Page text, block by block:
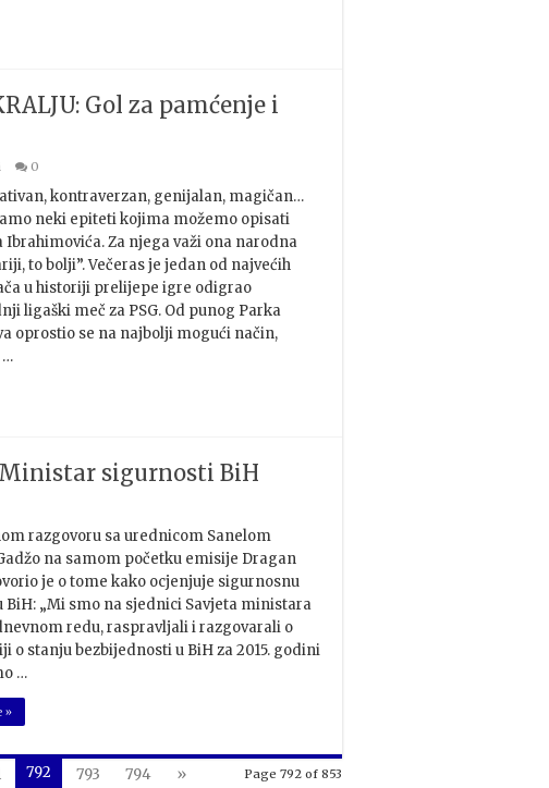
Gol za pamćenje i
0
kontraverzan, genijalan, magičan…
neki epiteti kojima možemo opisati
Ibrahimovića. Za njega važi ona narodna
to bolji”. Večeras je jedan od najvećih
u historiji prelijepe igre odigrao
ligaški meč za PSG. Od punog Parka
oprostio se na najbolji mogući način,
…
sigurnosti BiH
razgovoru sa urednicom Sanelom
na samom početku emisije Dragan
je o tome kako ocjenjuje sigurnosnu
BiH: „Mi smo na sjednici Savjeta ministara
redu, raspravljali i razgovarali o
o stanju bezbijednosti u BiH za 2015. godini
…
»
Page 792 of 853
792 793 794 »